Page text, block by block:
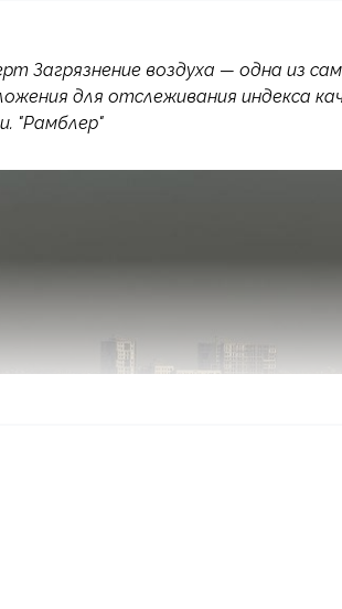
Загрязнение воздуха — одна из
для отслеживания индекса
"Рамблер"